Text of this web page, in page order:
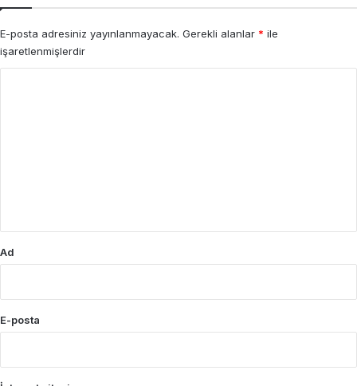
E-posta adresiniz yayınlanmayacak. Gerekli alanlar * ile
işaretlenmişlerdir
Ad
E-posta